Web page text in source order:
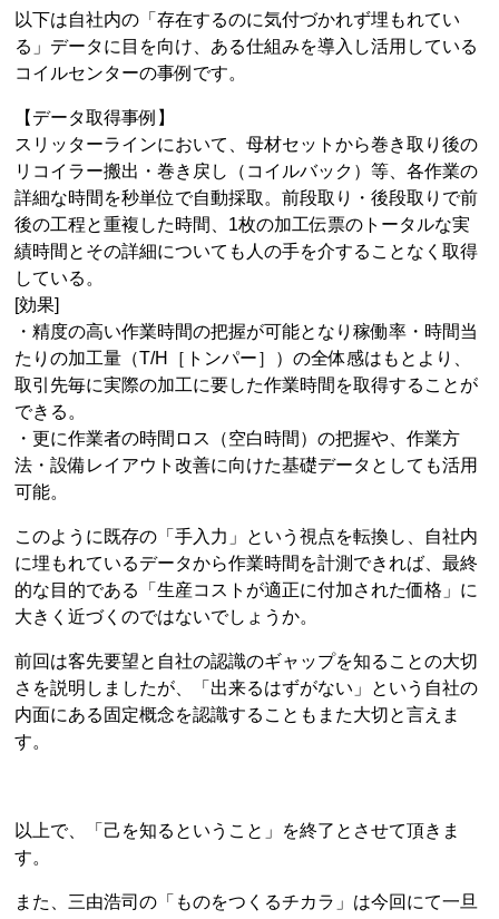
以下は自社内の「存在するのに気付づかれず埋もれてい
る」データに目を向け、ある仕組みを導入し活用している
コイルセンターの事例です。
【データ取得事例】
スリッターラインにおいて、母材セットから巻き取り後の
リコイラー搬出・巻き戻し（コイルバック）等、各作業の
詳細な時間を秒単位で自動採取。前段取り・後段取りで前
後の工程と重複した時間、1枚の加工伝票のトータルな実
績時間とその詳細についても人の手を介することなく取得
している。
[効果]
・精度の高い作業時間の把握が可能となり稼働率・時間当
たりの加工量（T/H［トンパー］）の全体感はもとより、
取引先毎に実際の加工に要した作業時間を取得することが
できる。
・更に作業者の時間ロス（空白時間）の把握や、作業方
法・設備レイアウト改善に向けた基礎データとしても活用
可能。
このように既存の「手入力」という視点を転換し、自社内
に埋もれているデータから作業時間を計測できれば、最終
的な目的である「生産コストが適正に付加された価格」に
大きく近づくのではないでしょうか。
前回は客先要望と自社の認識のギャップを知ることの大切
さを説明しましたが、「出来るはずがない」という自社の
内面にある固定概念を認識することもまた大切と言えま
す。
以上で、「己を知るということ」を終了とさせて頂きま
す。
また、三由浩司の「ものをつくるチカラ」は今回にて一旦